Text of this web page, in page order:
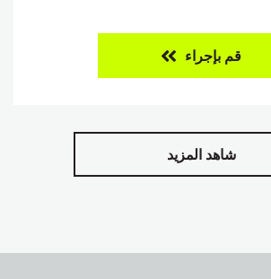
قم بإجراء
شاهد المزيد